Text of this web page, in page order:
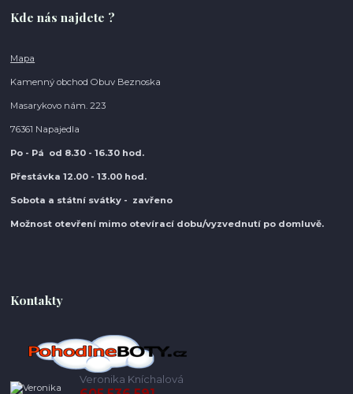
Kde nás najdete ?
Mapa
Kamenný obchod Obuv Beznoska
Masarykovo nám. 223
76361 Napajedla
Po - Pá od 8.30 - 16.30 hod.
Přestávka 12.00 - 13.00 hod.
Sobota a státní svátky - zavřeno
Možnost otevření mimo otevírací dobu/vyzvednutí po domluvě.
Kontakty
Veronika Kníchalová